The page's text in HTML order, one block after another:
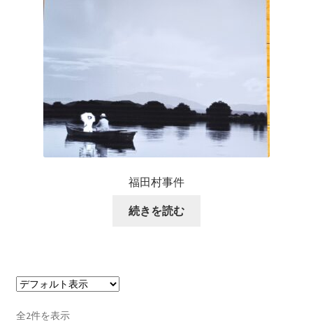
福田村事件
続きを読む
全2件を表示